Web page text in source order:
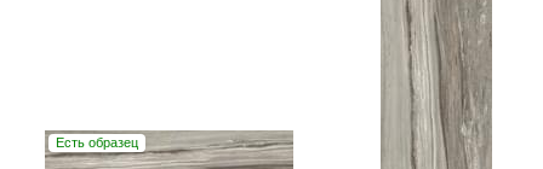
Есть образец